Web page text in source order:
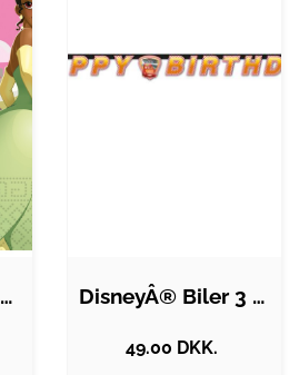
Disney PrincessÂ® Servietter DisneyÂ® Biler 3 Happy Birthday…
49.00 DKK.